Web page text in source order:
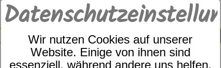
Wir nutzen Cookies auf unserer
Website. Einige von ihnen sind
essenziell, während andere uns helfen,
SUCHE
0